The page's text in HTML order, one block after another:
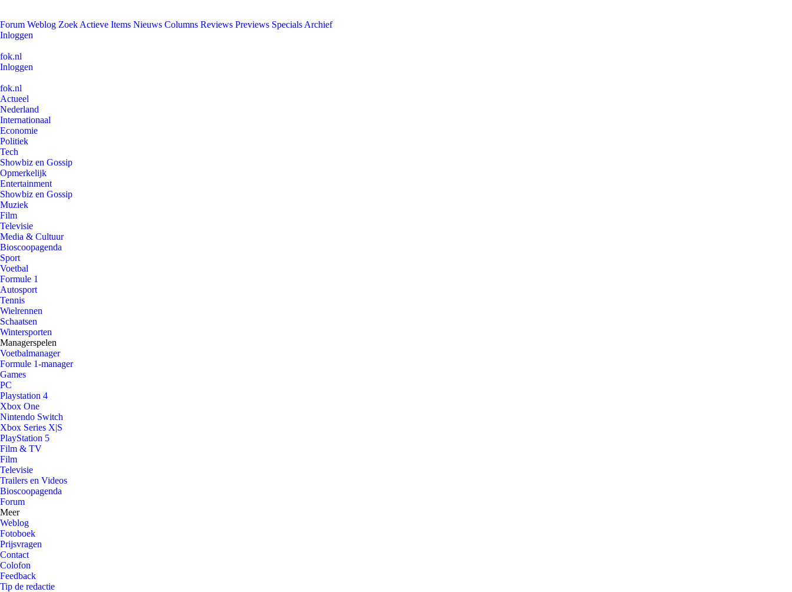
Forum Weblog Zoek Actieve Items Nieuws Columns Reviews Previews Specials Archief
Inloggen
fok.nl
Inloggen
fok.nl
Actueel
Nederland
Internationaal
Economie
Politiek
Tech
Showbiz en Gossip
Opmerkelijk
Entertainment
Showbiz en Gossip
Muziek
Film
Televisie
Media & Cultuur
Bioscoopagenda
Sport
Voetbal
Formule 1
Autosport
Tennis
Wielrennen
Schaatsen
Wintersporten
Managerspelen
Voetbalmanager
Formule 1-manager
Games
PC
Playstation 4
Xbox One
Nintendo Switch
Xbox Series X|S
PlayStation 5
Film & TV
Film
Televisie
Trailers en Videos
Bioscoopagenda
Forum
Meer
Weblog
Fotoboek
Prijsvragen
Contact
Colofon
Feedback
Tip de redactie